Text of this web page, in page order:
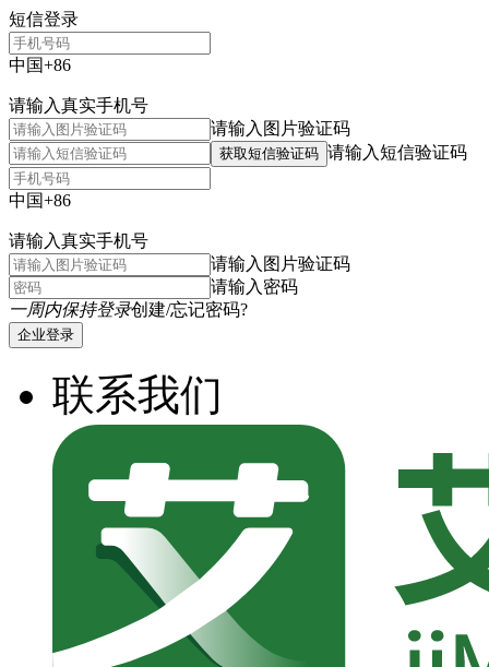
短信登录
中国+86
请输入真实手机号
请输入图片验证码
获取短信验证码 请输入短信验证码
中国+86
请输入真实手机号
请输入图片验证码
请输入密码
一周内保持登录创建/忘记密码?
企业登录
联系我们